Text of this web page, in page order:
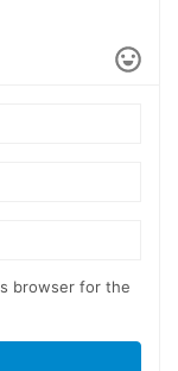
browser for the